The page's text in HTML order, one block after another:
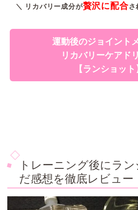
＼ リカバリー成分が贅沢に配合さ
運動後のジョイント
リカバリーケアド
【ランショット
トレーニング後にラ
だ感想を徹底レビュー